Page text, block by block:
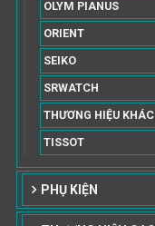
OLYM PIANUS
ORIENT
SEIKO
SRWATCH
THƯƠNG HIỆU KHÁC
TISSOT
PHỤ KIỆN